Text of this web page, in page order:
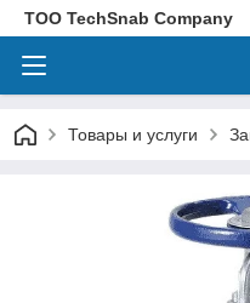
ТОО TechSnab Company
Товары и услуги